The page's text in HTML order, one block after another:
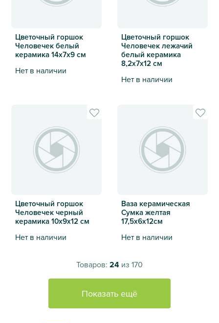
Цветочный горшок
Человечек белый
керамика 14х7х9 см
Нет в наличии
Цветочный горшок Человечек белый керамика 14х7х9 см
Цветочный горшок
Человечек лежачий
белый керамика
8,2х7х12 см
Нет в наличии
Цветочный горшок
Человечек черный
керамика 10х9х12 см
Нет в наличии
Ваза керамическая
Сумка желтая
17,5х6х12см
Нет в наличии
Товаров: 24 из 170
Показать ещё